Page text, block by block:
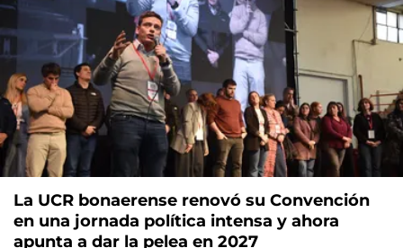
La UCR bonaerense renovó su Convención
en una jornada política intensa y ahora
apunta a dar la pelea en 2027